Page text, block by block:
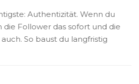
Authentizität. Wenn du
Follower das sofort und die
So baust du langfristig